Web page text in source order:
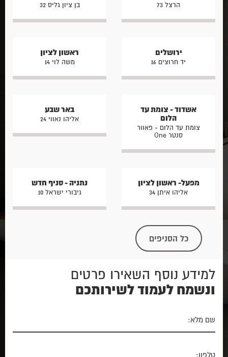
הרצל 73 בן ציון גליס 32
ירושלים
יד חרוצים 16
ראשון לציון
משה לוי 14
אשדוד - צומת עד
הלום
צומת עד הלום - פאוור
סנטר One
באר שבע
אליהו נאווי 24
מפעל- ראשון לציון
אליהו איתן 34
נתניה - סניף חדש
גיבורי ישראל 10
כל הסניפים
למידע נוסף השאירו פרטים
ונשמח לעמוד לשירותכם